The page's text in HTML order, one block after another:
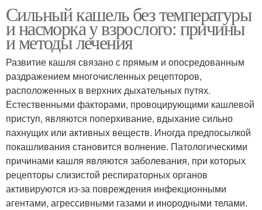
Сильный кашель без температуры
и насморка у взрослого: причины
и методы лечения
Развитие кашля связано с прямым и опосредованным
раздражением многочисленных рецепторов,
расположенных в верхних дыхательных путях.
Естественными факторами, провоцирующими кашлевой
приступ, являются поперхивание, вдыхание сильно
пахнущих или активных веществ. Иногда предпосылкой
покашливания становится волнение. Патологическими
причинами кашля являются заболевания, при которых
рецепторы слизистой респираторных органов
активируются из-за повреждения инфекционными
агентами, агрессивными газами и инородными телами.